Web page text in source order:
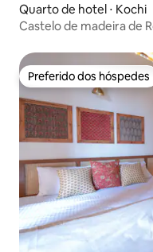
Quarto de hotel ⋅ Kochi
Castelo de madeira de
Preferido dos hóspedes
Preferido dos hóspedes